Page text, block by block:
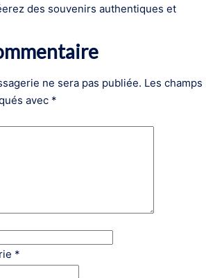
des souvenirs authentiques et
ne sera pas publiée. Les champs
avec *
*